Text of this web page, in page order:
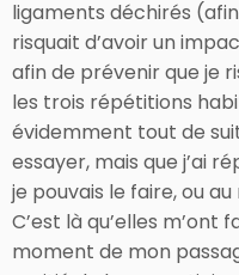
ligaments déchirés
risquait d’avoir un
afin de prévenir que je
les trois répétitions
évidemment tout de
essayer, mais que j’ai
je pouvais le faire, ou
C’est là qu’elles m’ont
moment de mon